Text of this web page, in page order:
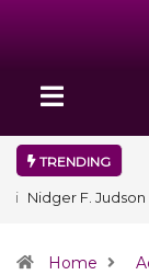
TRENDING
Nidger F. Judson
Home